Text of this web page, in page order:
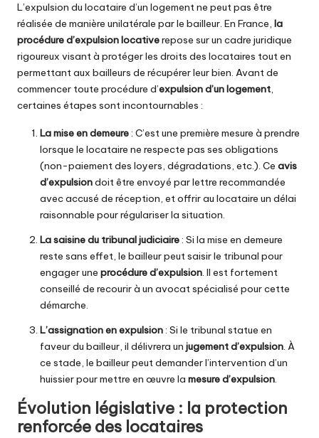
L’expulsion du locataire d’un logement ne peut pas être
réalisée de manière unilatérale par le bailleur. En France, la
procédure d’expulsion locativerepose sur un cadre juridique
rigoureux visant à protéger les droits des locataires tout en
permettant aux bailleurs de récupérer leur bien. Avant de
commencer toute procédure d’expulsion d’un logement,
certaines étapes sont incontournables :
Lamise en demeure: C’est une première mesure à prendre
lorsque le locataire ne respecte pas ses obligations
(non-paiement des loyers, dégradations, etc.). Ce avis
d’expulsiondoit être envoyé par lettre recommandée
avec accusé de réception, et offrir au locataire un délai
raisonnable pour régulariser la situation.
La saisine du tribunal judiciaire: Si la mise en demeure
reste sans effet, le bailleur peut saisir le tribunal pour
engager une procédure d’expulsion. Il est fortement
conseillé de recourir à un avocat spécialisé pour cette
démarche.
L’assignation en expulsion: Si le tribunal statue en
faveur du bailleur, il délivrera un jugement d’expulsion. À
ce stade, le bailleur peut demander l’intervention d’un
huissier pour mettre en œuvre la mesure d’expulsion.
Évolution législative : la protection
renforcée des locataires